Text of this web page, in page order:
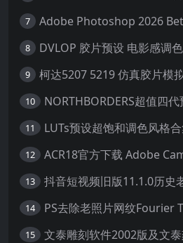
7
8
9
10
11
12
13
14
15